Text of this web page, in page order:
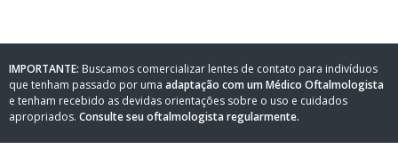
IMPORTANTE: Buscamos comercializar lentes de contato para indivíduos
que tenham passado por uma adaptação com um Médico Oftalmologista
e tenham recebido as devidas orientações sobre o uso e cuidados
apropriados. Consulte seu oftalmologista regularmente.